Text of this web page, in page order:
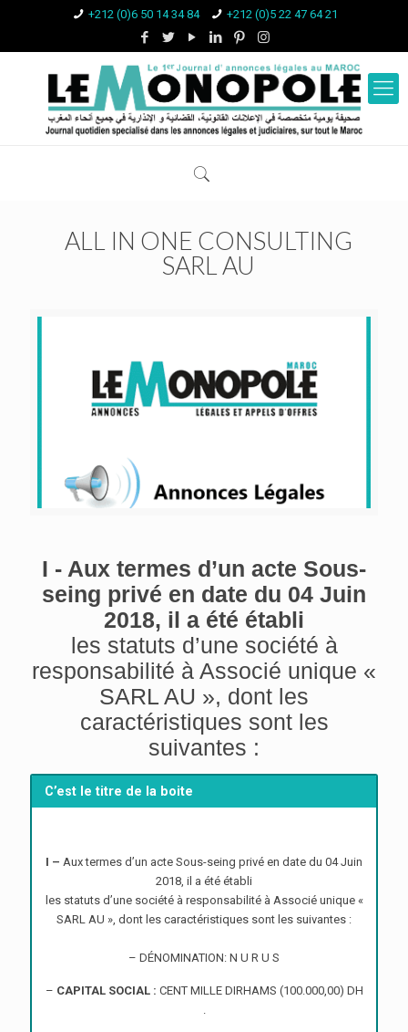
+212 (0)6 50 14 34 84 +212 (0)5 22 47 64 21
ALL IN ONE CONSULTING
SARL AU
I - Aux termes d’un acte Sous-
seing privé en date du 04 Juin
2018, il a été établi
les statuts d’une société à
responsabilité à Associé unique «
SARL AU », dont les
caractéristiques sont les
suivantes :
C’est le titre de la boite
I – Aux termes d’un acte Sous-seing privé en date du 04 Juin
2018, il a été établi
les statuts d’une société à responsabilité à Associé unique «
SARL AU », dont les caractéristiques sont les suivantes :
– DÉNOMINATION: N U R U S
– CAPITAL SOCIAL : CENT MILLE DIRHAMS (100.000,00) DH
.